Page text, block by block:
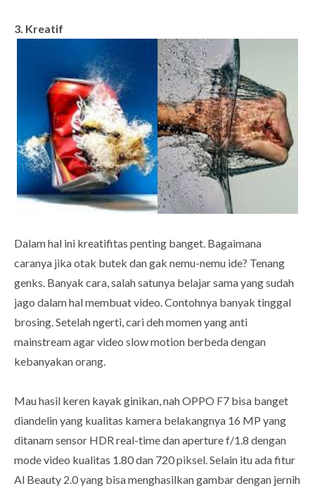
3. Kreatif
Dalam hal ini kreatifitas penting banget. Bagaimana
caranya jika otak butek dan gak nemu-nemu ide? Tenang
genks. Banyak cara, salah satunya belajar sama yang sudah
jago dalam hal membuat video. Contohnya banyak tinggal
brosing. Setelah ngerti, cari deh momen yang anti
mainstream agar video slow motion berbeda dengan
kebanyakan orang.
Mau hasil keren kayak ginikan, nah OPPO F7 bisa banget
diandelin yang kualitas kamera belakangnya 16 MP yang
ditanam sensor HDR real-time dan aperture f/1.8 dengan
mode video kualitas 1.80 dan 720 piksel. Selain itu ada fitur
Al Beauty 2.0 yang bisa menghasilkan gambar dengan jernih